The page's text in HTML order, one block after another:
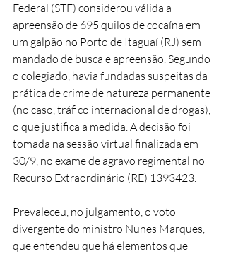
Federal (STF) considerou válida a
apreensão de 695 quilos de cocaína em
um galpão no Porto de Itaguaí (RJ) sem
mandado de busca e apreensão. Segundo
o colegiado, havia fundadas suspeitas da
prática de crime de natureza permanente
(no caso, tráfico internacional de drogas),
o que justifica a medida. A decisão foi
tomada na sessão virtual finalizada em
30/9, no exame de agravo regimental no
Recurso Extraordinário (RE) 1393423.
Prevaleceu, no julgamento, o voto
divergente do ministro Nunes Marques,
que entendeu que há elementos que